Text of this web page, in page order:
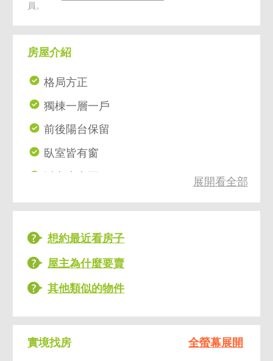
員。
房屋介紹
格局方正
獨棟一層一戶
前後陽台保留
臥室皆有窗
近新生國小金華國中
展開看全部
想約最近看房子
屋主為什麼要賣
其他類似的物件
實境找房 全螢幕展開